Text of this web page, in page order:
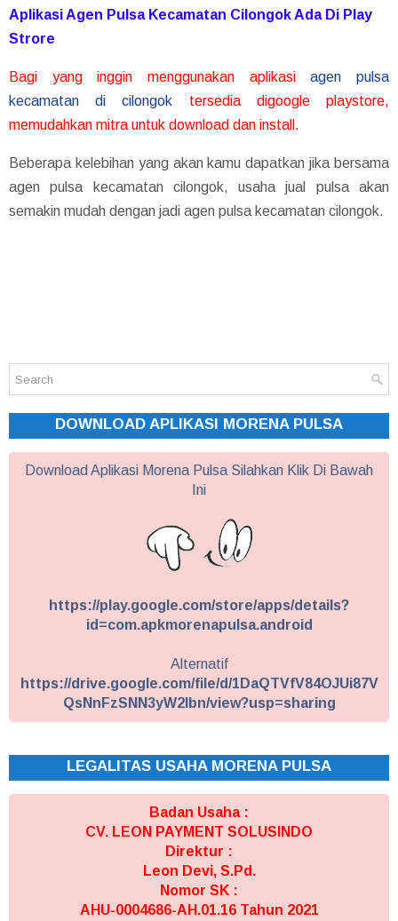
Aplikasi Agen Pulsa Kecamatan Cilongok Ada Di Play
Strore
Bagi yang inggin menggunakan aplikasiagen pulsa
kecamatan di cilongok tersedia digoogle playstore,
memudahkan mitra untuk download dan install.
Beberapa kelebihan yang akan kamu dapatkan jika bersama
agen pulsa kecamatan cilongok, usaha jual pulsa akan
semakin mudah dengan jadi agen pulsa kecamatan cilongok.
DOWNLOAD APLIKASI MORENA PULSA
Download Aplikasi Morena Pulsa Silahkan Klik Di Bawah
Ini
https://play.google.com/store/apps/details?
id=com.apkmorenapulsa.android
Alternatif
https://drive.google.com/file/d/1DaQTVfV84OJUi87V
QsNnFzSNN3yW2Ibn/view?usp=sharing
LEGALITAS USAHA MORENA PULSA
Badan Usaha :
CV. LEON PAYMENT SOLUSINDO
Direktur :
Leon Devi, S.Pd.
Nomor SK :
AHU-0004686-AH.01.16 Tahun 2021